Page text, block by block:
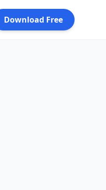
Download Free